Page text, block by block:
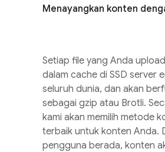
Menayangkan konten
Setiap file yang Anda
dalam cache di SSD server
seluruh dunia, dan akan
sebagai gzip atau Brotli.
kami akan memilih metode
terbaik untuk konten Anda.
pengguna berada, konten